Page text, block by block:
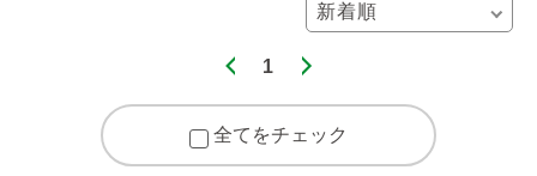
1
全てをチェック